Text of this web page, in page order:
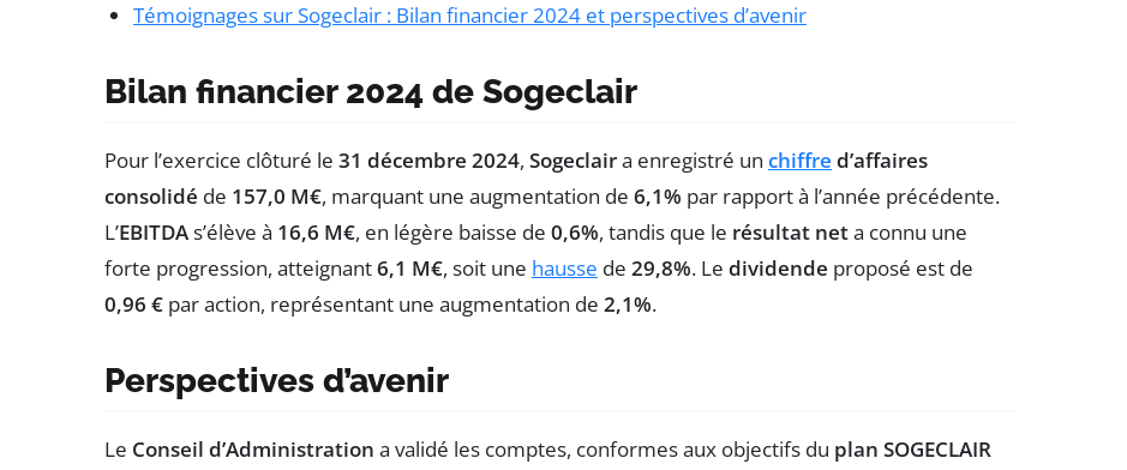
Témoignages sur Sogeclair : Bilan financier 2024 et perspectives d’avenir
Bilan financier 2024 de Sogeclair
Pour l’exercice clôturé le 31 décembre 2024, Sogeclaira enregistré un chiffre d’affaires
consolidé de 157,0 M€, marquant une augmentation de 6,1% par rapport à l’année précédente.
L’EBITDAs’élève à 16,6 M€, en légère baisse de 0,6%, tandis que le résultat neta connu une
forte progression, atteignant6,1 M€, soit une hausse de 29,8%. Le dividende proposé est de
0,96 € par action, représentant une augmentation de 2,1%.
Perspectives d’avenir
Le Conseil d’Administration a validé les comptes, conformes aux objectifs du plan SOGECLAIR